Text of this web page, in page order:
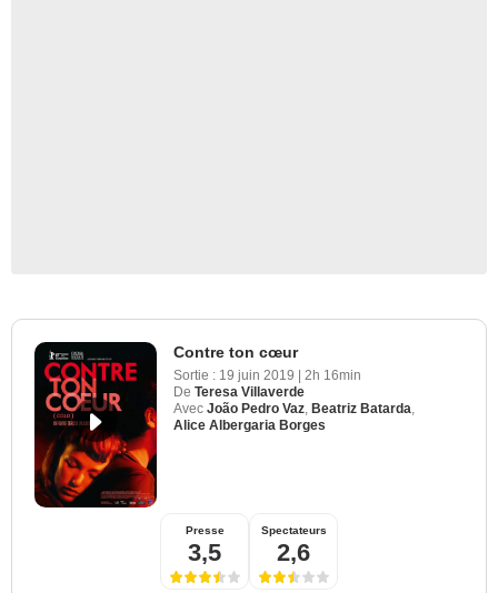
Contre ton cœur
Sortie : 19 juin 2019
2h 16min
De Teresa Villaverde
Avec João Pedro Vaz, Beatriz Batarda,
Alice Albergaria Borges
Presse
3,5
Spectateurs
2,6